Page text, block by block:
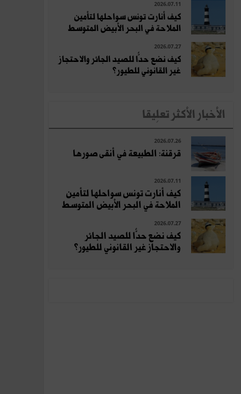
2026.07.11
كيف أنارت تونس سواحلها لتأمين
الملاحة في البحر الأبيض المتوسط
2026.07.27
كيف نضع حدًّا للصيد الجائر والاحتجاز
غير القانوني للطيور؟
الأخبار الأكثر تعلِيقا
2026.07.26
قرقنة: الطبيعة في أنقى صورها
2026.07.11
كيف أنارت تونس سواحلها لتأمين
الملاحة في البحر الأبيض المتوسط
2026.07.27
كيف نضع حدًّا للصيد الجائر
والاحتجاز غير القانوني للطيور؟